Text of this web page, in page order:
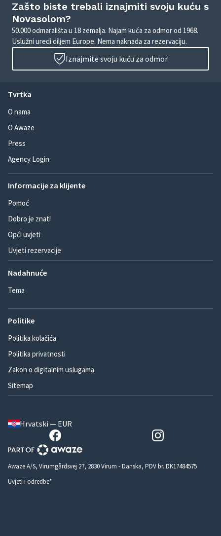
Zašto biste trebali iznajmiti svoju kuću s
Novasolom?
50.000 odmarališta u 18 zemalja. Najam kuća za odmor od 1968.
Uslužni uredi diljem Europe. Nema naknada za rezervaciju.
Iznajmite svoju kuću za odmor
Tvrtka
O nama
O Awaze
Press
Agency Login
Informacije za klijente
Pomoć
Dobro je znati
Opći uvjeti
Uvjeti rezervacije
Nadahnuće
Tema
Politike
Politika kolačića
Politika privatnosti
Zakon o digitalnim uslugama
Sitemap
Hrvatski — EUR
Awaze A/S, Virumgårdsvej 27, 2830 Virum - Danska, PDV br. DK17484575
Uvjeti i odredbe*